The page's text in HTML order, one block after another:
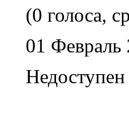
(0 голоса,
01 Февраль